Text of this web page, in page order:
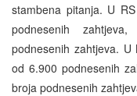
stambena pitanja. U
podnesenih
podnesenih zahtjeva.
od 6.900 podnesenih
broja podnesenih